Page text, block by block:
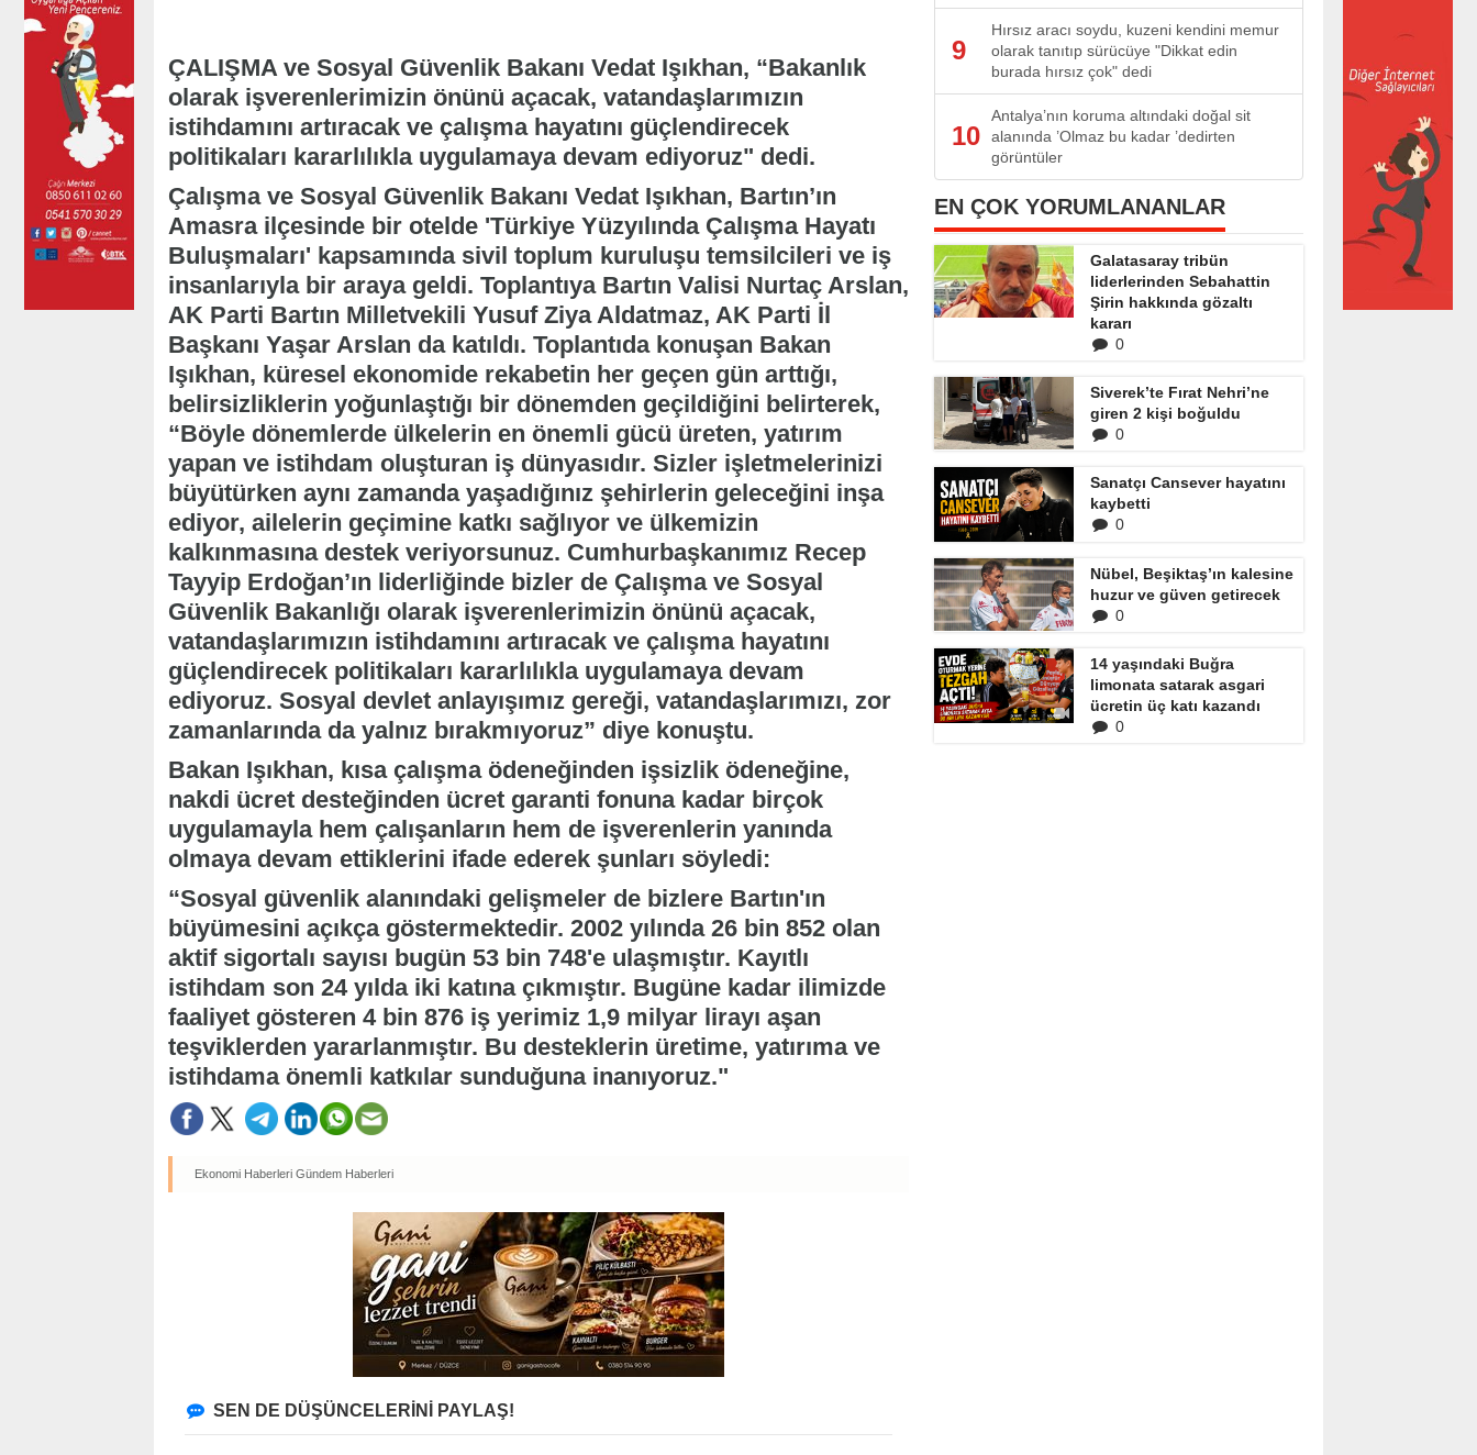
ÇALIŞMA ve Sosyal Güvenlik Bakanı Vedat Işıkhan, “Bakanlık
olarak işverenlerimizin önünü açacak, vatandaşlarımızın
istihdamını artıracak ve çalışma hayatını güçlendirecek
politikaları kararlılıkla uygulamaya devam ediyoruz" dedi.
Çalışma ve Sosyal Güvenlik Bakanı Vedat Işıkhan, Bartın’ın
Amasra ilçesinde bir otelde 'Türkiye Yüzyılında Çalışma Hayatı
Buluşmaları' kapsamında sivil toplum kuruluşu temsilcileri ve iş
insanlarıyla bir araya geldi. Toplantıya Bartın Valisi Nurtaç Arslan,
AK Parti Bartın Milletvekili Yusuf Ziya Aldatmaz, AK Parti İl
Başkanı Yaşar Arslan da katıldı. Toplantıda konuşan Bakan
Işıkhan, küresel ekonomide rekabetin her geçen gün arttığı,
belirsizliklerin yoğunlaştığı bir dönemden geçildiğini belirterek,
“Böyle dönemlerde ülkelerin en önemli gücü üreten, yatırım
yapan ve istihdam oluşturan iş dünyasıdır. Sizler işletmelerinizi
büyütürken aynı zamanda yaşadığınız şehirlerin geleceğini inşa
ediyor, ailelerin geçimine katkı sağlıyor ve ülkemizin
kalkınmasına destek veriyorsunuz. Cumhurbaşkanımız Recep
Tayyip Erdoğan’ın liderliğinde bizler de Çalışma ve Sosyal
Güvenlik Bakanlığı olarak işverenlerimizin önünü açacak,
vatandaşlarımızın istihdamını artıracak ve çalışma hayatını
güçlendirecek politikaları kararlılıkla uygulamaya devam
ediyoruz. Sosyal devlet anlayışımız gereği, vatandaşlarımızı, zor
zamanlarında da yalnız bırakmıyoruz” diye konuştu.
Bakan Işıkhan, kısa çalışma ödeneğinden işsizlik ödeneğine,
nakdi ücret desteğinden ücret garanti fonuna kadar birçok
uygulamayla hem çalışanların hem de işverenlerin yanında
olmaya devam ettiklerini ifade ederek şunları söyledi:
“Sosyal güvenlik alanındaki gelişmeler de bizlere Bartın'ın
büyümesini açıkça göstermektedir. 2002 yılında 26 bin 852 olan
aktif sigortalı sayısı bugün 53 bin 748'e ulaşmıştır. Kayıtlı
istihdam son 24 yılda iki katına çıkmıştır. Bugüne kadar ilimizde
faaliyet gösteren 4 bin 876 iş yerimiz 1,9 milyar lirayı aşan
teşviklerden yararlanmıştır. Bu desteklerin üretime, yatırıma ve
istihdama önemli katkılar sunduğuna inanıyoruz."
Ekonomi Haberleri Gündem Haberleri
SEN DE DÜŞÜNCELERİNİ PAYLAŞ!
9
Hırsız aracı soydu, kuzeni kendini memur
olarak tanıtıp sürücüye "Dikkat edin
burada hırsız çok" dedi
10
Antalya’nın koruma altındaki doğal sit
alanında ’Olmaz bu kadar ’dedirten
görüntüler
EN ÇOK YORUMLANANLAR
Galatasaray tribün
liderlerinden Sebahattin
Şirin hakkında gözaltı
kararı
0
Siverek’te Fırat Nehri’ne
giren 2 kişi boğuldu
0
Sanatçı Cansever hayatını
kaybetti
0
Nübel, Beşiktaş’ın kalesine
huzur ve güven getirecek
0
14 yaşındaki Buğra
limonata satarak asgari
ücretin üç katı kazandı
0